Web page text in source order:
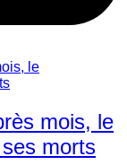
mois, le
morts